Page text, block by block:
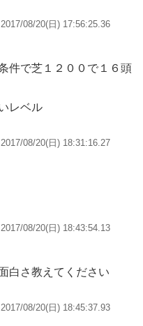
2017/08/20(日) 17:56:25.36
件で芝１２００で１６頭
レベル
2017/08/20(日) 18:31:16.27
2017/08/20(日) 18:43:54.13
白さ教えてください
2017/08/20(日) 18:45:37.93